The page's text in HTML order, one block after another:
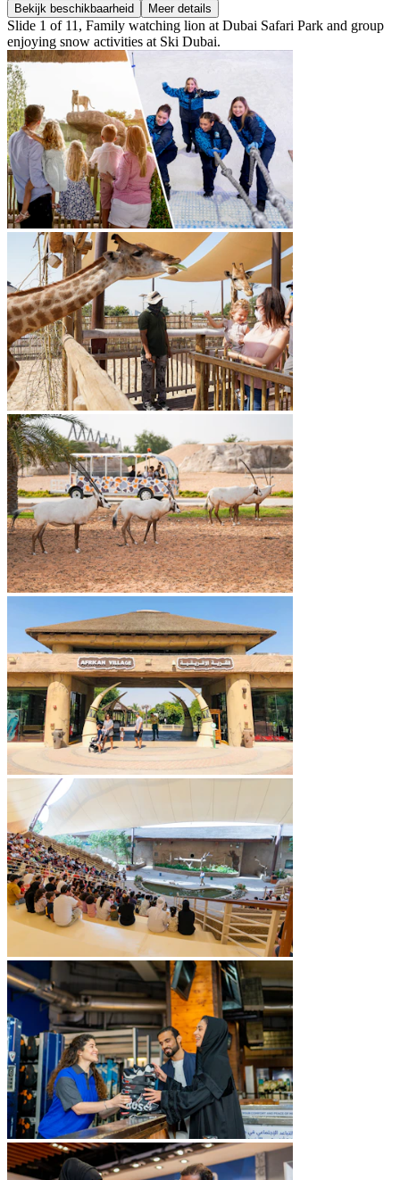
Bekijk beschikbaarheid Meer details
Slide 1 of 11, Family watching lion at Dubai Safari Park and group
enjoying snow activities at Ski Dubai.